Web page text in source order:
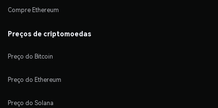
Compre Ethereum
Preços de criptomoedas
Preço do Bitcoin
Preço do Ethereum
Preço do Solana